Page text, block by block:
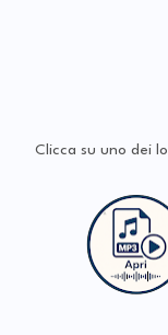
Clicca su uno dei